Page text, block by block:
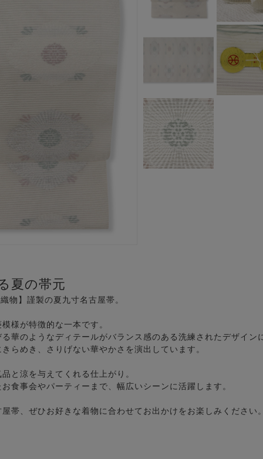
夏の帯元
物】謹製の夏九寸名古屋帯。
様が特徴的な一本です。
華のようなディテールがバランス感のある洗練されたデザイン
らめき、さりげない華やかさを演出しています。
と涼を与えてくれる仕上がり。
食事会やパーティーまで、幅広いシーンに活躍します。
帯、ぜひお好きな着物に合わせてお出かけをお楽しみください。